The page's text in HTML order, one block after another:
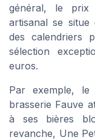
général, le prix
artisanal se
des calendriers
sélection
euros.
Par exemple,
brasserie Fauve
à ses bières
revanche, Une